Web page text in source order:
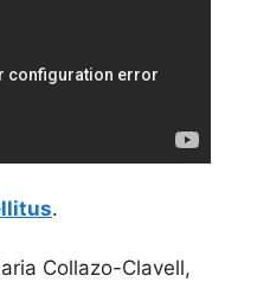
.
Collazo-Clavell,